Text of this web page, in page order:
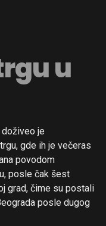
u
je
gde ih je večeras
povodom
posle čak šest
grad, čime su postali
posle dugog